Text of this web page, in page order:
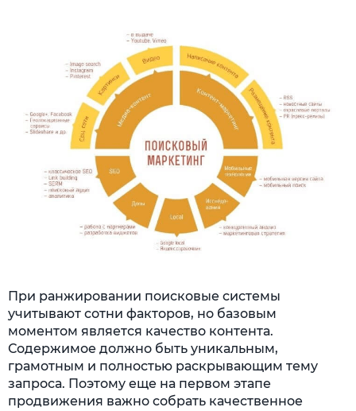
При ранжировании поисковые системы
учитывают сотни факторов, но базовым
моментом является качество контента.
Содержимое должно быть уникальным,
грамотным и полностью раскрывающим тему
запроса. Поэтому еще на первом этапе
продвижения важно собрать качественное